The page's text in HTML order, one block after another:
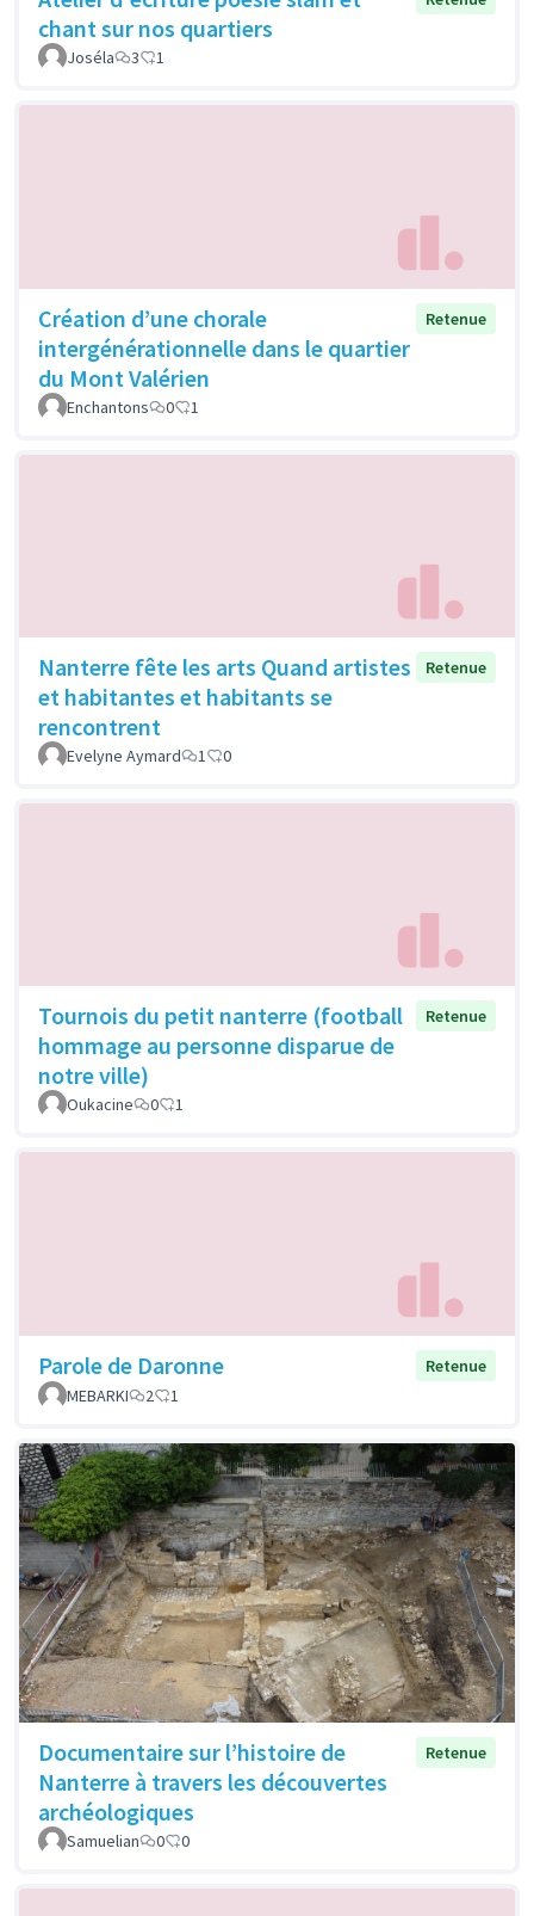
chant sur nos quartiers
Joséla 3 1
Création d’une chorale
intergénérationnelle dans le quartier
du Mont Valérien
Retenue
Enchantons 0 1
Nanterre fête les arts Quand artistes
et habitantes et habitants se
rencontrent
Retenue
Evelyne Aymard 1 0
Tournois du petit nanterre (football
hommage au personne disparue de
notre ville)
Retenue
Oukacine 0 1
Parole de Daronne
Retenue
MEBARKI
2 1
Documentaire sur l’histoire de
Nanterre à travers les découvertes
archéologiques
Retenue
Samuelian 0 0